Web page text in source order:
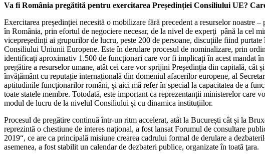
Va fi România pregătită pentru exercitarea Președinției Consiliului UE?
Exercitarea președinției necesită o mobilizare fără precedent a resurselor
în România, prin efortul de negociere necesar, de la nivel de experţi până la cel
vicepreședinți ai grupurilor de lucru, peste 200 de persoane, discuțiile fiind
Consiliului Uniunii Europene. Este în derulare procesul de nominalizare, prin
identificați aproximativ 1.500 de funcționari care vor fi implicați în acest mandat
pregătire a resurselor umane, atât cei care vor sprijini Președinția din capitală,
învățământ cu reputație internațională din domeniul afacerilor europene, al
aptitudinile funcționarilor români, și aici mă refer în special la capacitatea de a
toate statele membre. Totodată, este important ca reprezentanții ministerelor
modul de lucru de la nivelul Consiliului și cu dinamica instituțiilor.
Procesul de pregătire continuă într-un ritm accelerat, atât la București cât și la
reprezintă o chestiune de interes național, a fost lansat Forumul de consultare
2019“, ce are ca principală misiune crearea cadrului formal de derulare a
asemenea, a fost stabilit un calendar de dezbateri publice, organizate în toată ţara.